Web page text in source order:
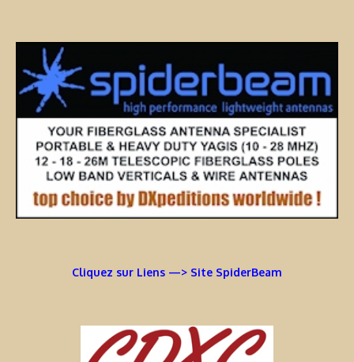
Cliquez sur Liens —> Site SpiderBeam